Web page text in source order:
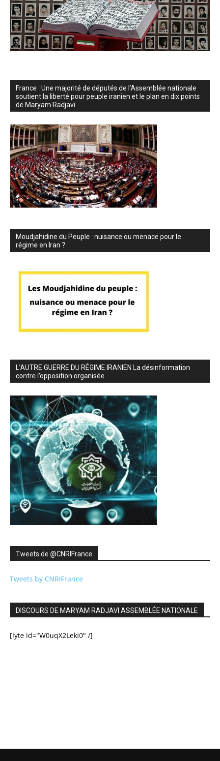
France : Une majorité de députés de l’Assemblée nationale
soutient la liberté pour peuple iranien et le plan en dix points
de Maryam Radjavi
Moudjahidine du Peuple : nuisance ou menace pour le
régime en Iran ?
L’AUTRE GUERRE DU RÉGIME IRANIEN La désinformation
contre l’opposition organisée
Tweets de ‎@CNRIFrance
Tweets by CNRIFrance
DISCOURS DE MARYAM RADJAVI ASSEMBLÉE NATIONALE
[lyte id="W0uqX2Leki0" /]